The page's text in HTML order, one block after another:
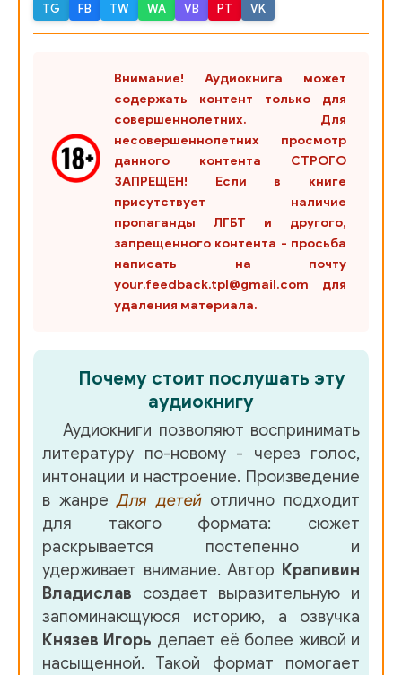
02_10_Mednye ruchki
02_12_Epilog
TG FB TW WA VB PT VK
Внимание! Аудиокнига может
содержать контент только для
совершеннолетних. Для
несовершеннолетних просмотр
данного контента СТРОГО
ЗАПРЕЩЕН! Если в книге
присутствует наличие
пропаганды ЛГБТ и другого,
запрещенного контента - просьба
написать на почту
your.feedback.tpl@gmail.com для
удаления материала.
Почему стоит послушать эту
аудиокнигу
Аудиокниги позволяют воспринимать
литературу по-новому - через голос,
интонации и настроение. Произведение
в жанреДля детейотлично подходит
для такого формата: сюжет
раскрывается постепенно и
удерживает внимание. Автор Крапивин
Владислав создает выразительную и
запоминающуюся историю, а озвучка
Князев Игорь делает её более живой и
насыщенной. Такой формат помогает